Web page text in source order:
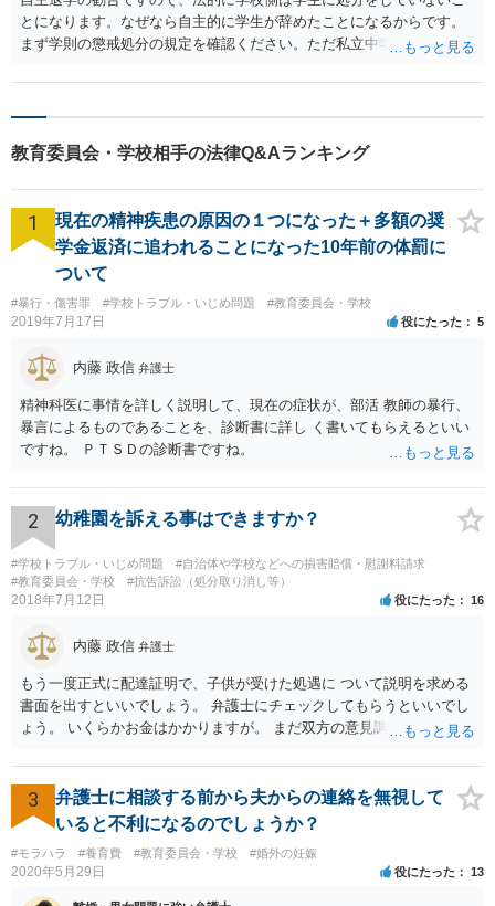
とになります。なぜなら自主的に学生が辞めたことになるからです。
まず学則の懲戒処分の規定を確認ください。ただ私立中学ですので裁
なるかと思います。その中で、懲戒処分として退学処分を上記事情か
教育委員会・学校相手の法律Q&Aランキング
1
現在の精神疾患の原因の１つになった＋多額の奨
学金返済に追われることになった10年前の体罰に
ついて
#暴行・傷害罪 #学校トラブル・いじめ問題 #教育委員会・学校
2019年7月17日 役にたった 5
内藤 政信 弁護士
精神科医に事情を詳しく説明して、現在の症状が、部活 教師の暴行、
暴言によるものであることを、診断書に詳し く書いてもらえるといい
ですね。 ＰＴＳＤの診断書ですね。
2 幼稚園を訴える事はできますか？
#学校トラブル・いじめ問題
#自治体や学校などへの損害賠償・慰謝料請求
#教育委員会・学校
#抗告訴訟（処分取り消し等）
2018年7月12日 役にたった 16
内藤 政信 弁護士
もう一度正式に配達証明で、子供が受けた処遇に ついて説明を求める
書面を出すといいでしょう。 弁護士にチェックしてもらうといいでし
ょう。 いくらかお金はかかりますが。 まだ双方の意見調整が必要です
3
弁護士に相談する前から夫からの連絡を無視して
いると不利になるのでしょうか？
#モラハラ #養育費 #教育委員会・学校 #婚外の妊娠
2020年5月29日 役にたった 13